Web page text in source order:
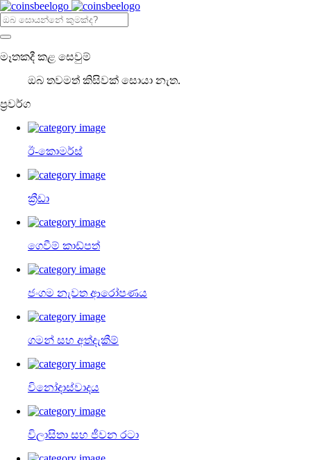
මෑතකදී කළ සෙවුම්
ඔබ තවමත් කිසිවක් සොයා නැත.
ප්‍රවර්ග
ඊ-කොමර්ස්
ක්‍රීඩා
ගෙවීම් කාඩ්පත්
ජංගම නැවත ආරෝපණය
ගමන් සහ අත්දැකීම්
විනෝදාස්වාදය
විලාසිතා සහ ජීවන රටා